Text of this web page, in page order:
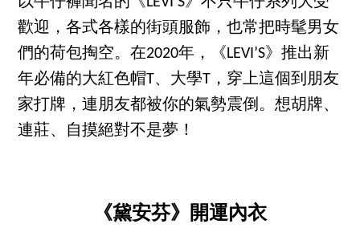
歡迎，各式各樣的街頭服飾，也常把時髦男女
們的荷包掏空。在2020年，《LEVI’S》推出新
年必備的大紅色帽T、大學T，穿上這個到朋友
家打牌，連朋友都被你的氣勢震倒。想胡牌、
連莊、自摸絕對不是夢！
《黛安芬》開運內衣